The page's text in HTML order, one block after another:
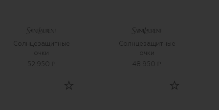
Солнцезащитные
очки
52 950 ₽
Солнцезащитные
очки
48 950 ₽